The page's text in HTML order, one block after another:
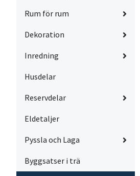
Rum för rum
Dekoration
Inredning
Husdelar
Reservdelar
Eldetaljer
Pyssla och Laga
Byggsatser i trä